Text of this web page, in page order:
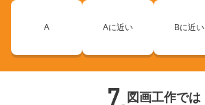
A Aに近い Bに近い
図画工作では